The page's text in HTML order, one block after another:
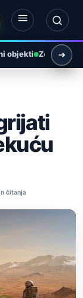
objekti Zemlja i
čitanja